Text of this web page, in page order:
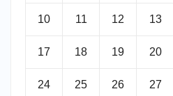
10 11 12 13
17 18 19 20
24 25 26 27